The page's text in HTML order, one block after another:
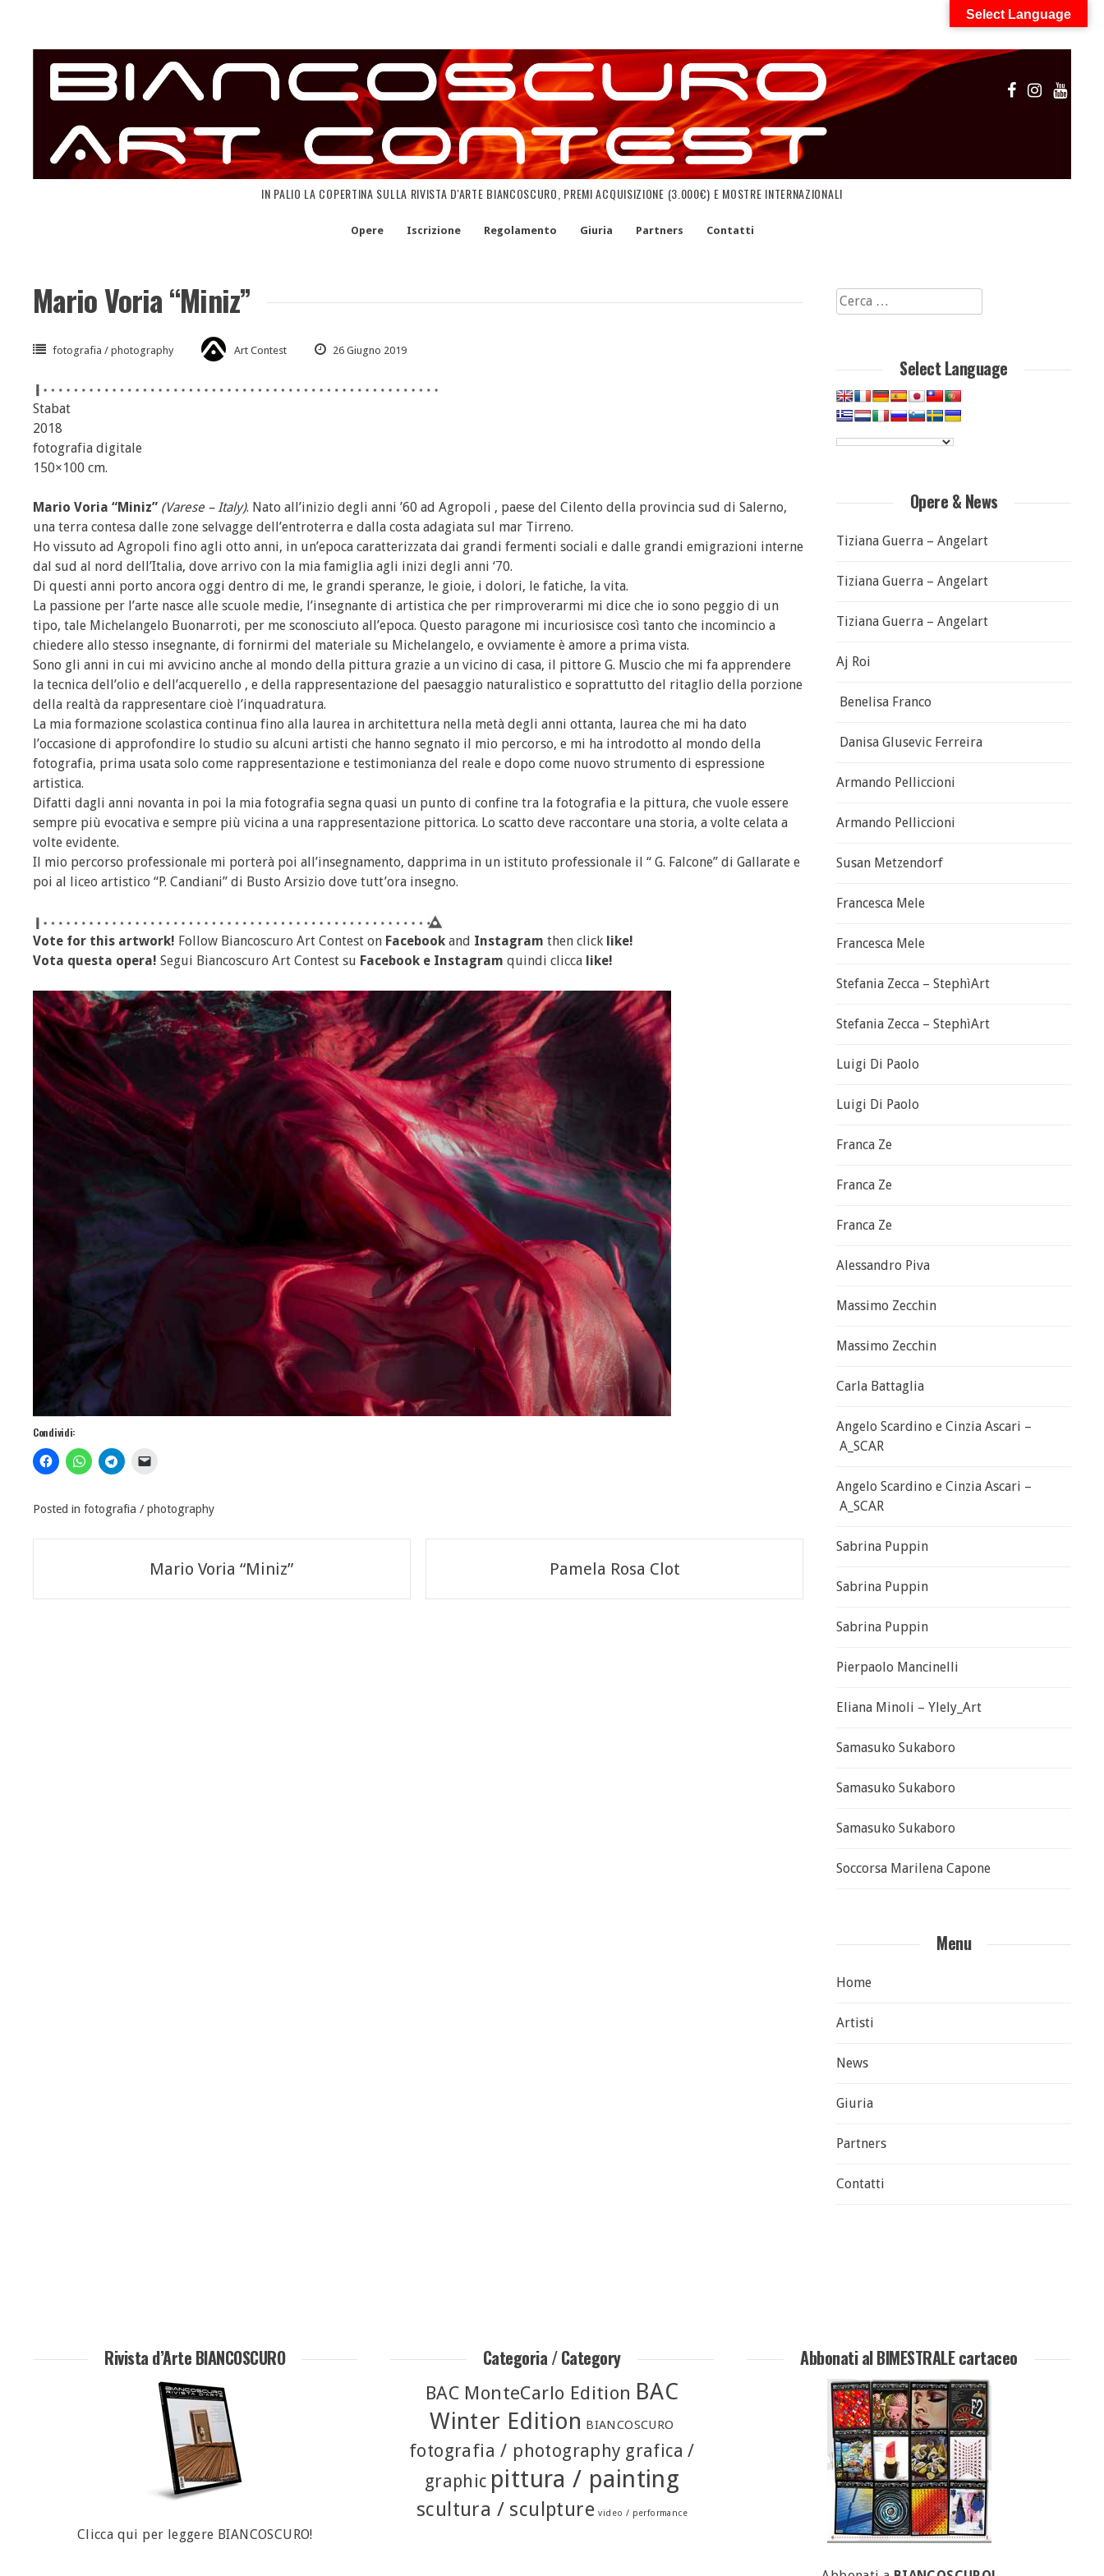
content
IN PALIO LA COPERTINA SULLA RIVISTA D'ARTE BIANCOSCURO, PREMI ACQUISIZIONE (3.000€) E MOSTRE INTERNAZIONALI
Opere Iscrizione Regolamento Giuria Partners Contatti
Mario Voria “Miniz”
fotografia / photography Art Contest 26 Giugno 2019
Stabat
2018
fotografia digitale
150×100 cm.
Mario Voria “Miniz” (Varese – Italy). Nato all’inizio degli anni ’60 ad Agropoli , paese del Cilento della provincia sud di Salerno,
una terra contesa dalle zone selvagge dell’entroterra e dalla costa adagiata sul mar Tirreno.
Ho vissuto ad Agropoli fino agli otto anni, in un’epoca caratterizzata dai grandi fermenti sociali e dalle grandi emigrazioni interne
dal sud al nord dell’Italia, dove arrivo con la mia famiglia agli inizi degli anni ‘70.
Di questi anni porto ancora oggi dentro di me, le grandi speranze, le gioie, i dolori, le fatiche, la vita.
La passione per l’arte nasce alle scuole medie, l’insegnante di artistica che per rimproverarmi mi dice che io sono peggio di un
tipo, tale Michelangelo Buonarroti, per me sconosciuto all’epoca. Questo paragone mi incuriosisce così tanto che incomincio a
chiedere allo stesso insegnante, di fornirmi del materiale su Michelangelo, e ovviamente è amore a prima vista.
Sono gli anni in cui mi avvicino anche al mondo della pittura grazie a un vicino di casa, il pittore G. Muscio che mi fa apprendere
la tecnica dell’olio e dell’acquerello , e della rappresentazione del paesaggio naturalistico e soprattutto del ritaglio della porzione
della realtà da rappresentare cioè l’inquadratura.
La mia formazione scolastica continua fino alla laurea in architettura nella metà degli anni ottanta, laurea che mi ha dato
l’occasione di approfondire lo studio su alcuni artisti che hanno segnato il mio percorso, e mi ha introdotto al mondo della
fotografia, prima usata solo come rappresentazione e testimonianza del reale e dopo come nuovo strumento di espressione
artistica.
Difatti dagli anni novanta in poi la mia fotografia segna quasi un punto di confine tra la fotografia e la pittura, che vuole essere
sempre più evocativa e sempre più vicina a una rappresentazione pittorica. Lo scatto deve raccontare una storia, a volte celata a
volte evidente.
Il mio percorso professionale mi porterà poi all’insegnamento, dapprima in un istituto professionale il “ G. Falcone” di Gallarate e
poi al liceo artistico “P. Candiani” di Busto Arsizio dove tutt’ora insegno.
Vote for this artwork! Follow Biancoscuro Art Contest on Facebook and Instagram then click like!
Vota questa opera! Segui Biancoscuro Art Contest su Facebook e Instagram quindi clicca like!
Condividi:
Posted in fotografia / photography
articoli
Mario Voria “Miniz” Pamela Rosa Clot
Ricerca
per:
Select Language
Opere & News
Tiziana Guerra – Angelart
Tiziana Guerra – Angelart
Tiziana Guerra – Angelart
Aj Roi
Benelisa Franco
Danisa Glusevic Ferreira
Armando Pelliccioni
Armando Pelliccioni
Susan Metzendorf
Francesca Mele
Francesca Mele
Stefania Zecca – StephìArt
Stefania Zecca – StephìArt
Luigi Di Paolo
Luigi Di Paolo
Franca Ze
Franca Ze
Franca Ze
Alessandro Piva
Massimo Zecchin
Massimo Zecchin
Carla Battaglia
Angelo Scardino e Cinzia Ascari –
A_SCAR
Angelo Scardino e Cinzia Ascari –
A_SCAR
Sabrina Puppin
Sabrina Puppin
Sabrina Puppin
Pierpaolo Mancinelli
Eliana Minoli – Ylely_Art
Samasuko Sukaboro
Samasuko Sukaboro
Samasuko Sukaboro
Soccorsa Marilena Capone
Menu
Home
Artisti
News
Giuria
Partners
Contatti
Rivista d’Arte BIANCOSCURO
Clicca qui per leggere BIANCOSCURO!
Categoria / Category
BAC MonteCarlo Edition BAC
Winter Edition BIANCOSCURO
fotografia / photography grafica /
graphic pittura / painting
scultura / sculpture video / performance
Abbonati al BIMESTRALE cartaceo
Select Language